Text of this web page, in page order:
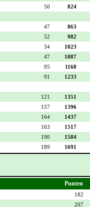
50 824
47 863
52 982
34 1023
47 1087
95 1168
91 1233
121 1351
157 1396
164 1437
163 1517
190 1584
189 1691
Punten
182
207